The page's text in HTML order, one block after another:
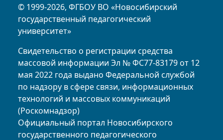
© 1999-2026, ФГБОУ ВО «Новосибирский
государственный педагогический
университет»
Свидетельство о регистрации средства
массовой информации Эл № ФС77-83179 от 12
мая 2022 года выдано Федеральной службой
по надзору в сфере связи, информационных
технологий и массовых коммуникаций
(Роскомнадзор)
Официальный портал Новосибирского
государственного педагогического